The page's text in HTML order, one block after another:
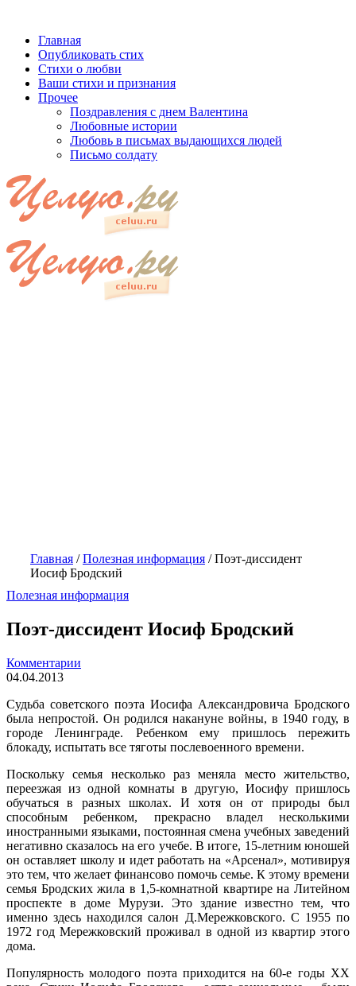
Главная
Опубликовать стих
Стихи о любви
Ваши стихи и признания
Прочее
Поздравления с днем Валентина
Любовные истории
Любовь в письмах выдающихся людей
Письмо солдату
Главная /Полезная информация /Поэт-диссидент
Иосиф Бродский
Полезная информация
Поэт-диссидент Иосиф Бродский
Комментарии
04.04.2013
Судьба советского поэта Иосифа Александровича Бродского
была непростой. Он родился накануне войны, в 1940 году, в
городе Ленинграде. Ребенком ему пришлось пережить
блокаду, испытать все тяготы послевоенного времени.
Поскольку семья несколько раз меняла место жительство,
переезжая из одной комнаты в другую, Иосифу пришлось
обучаться в разных школах. И хотя он от природы был
способным ребенком, прекрасно владел несколькими
иностранными языками, постоянная смена учебных заведений
негативно сказалось на его учебе. В итоге, 15-летним юношей
он оставляет школу и идет работать на «Арсенал», мотивируя
это тем, что желает финансово помочь семье. К этому времени
семья Бродских жила в 1,5-комнатной квартире на Литейном
проспекте в доме Мурузи. Это здание известно тем, что
именно здесь находился салон Д.Мережковского. С 1955 по
1972 год Мережковский проживал в одной из квартир этого
дома.
Популярность молодого поэта приходится на 60-е годы ХХ